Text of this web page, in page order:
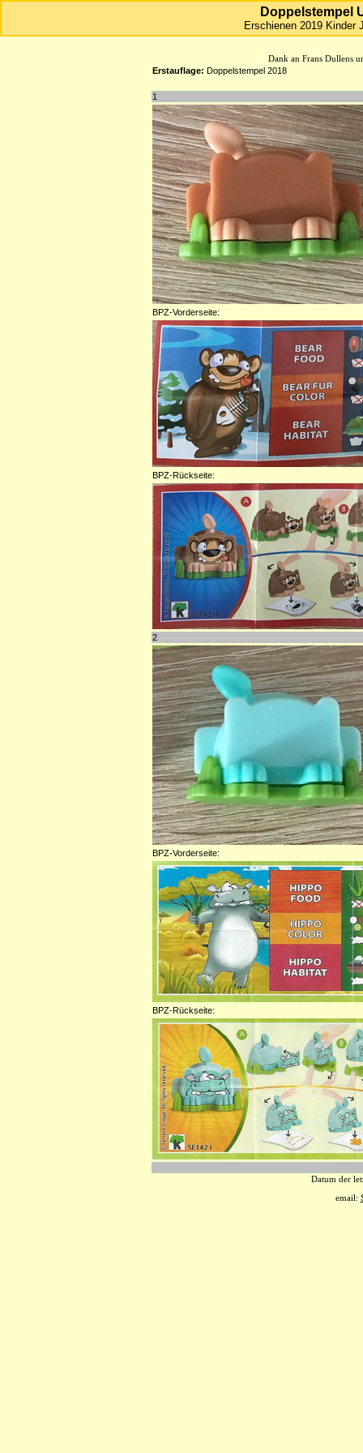
Doppelstempel
Erschienen 2019 Kinder
Dank an Frans Dullens
Erstauflage: Doppelstempel 2018
1
BPZ-Vorderseite:
BPZ-Rückseite:
2
BPZ-Vorderseite:
BPZ-Rückseite:
Datum der
email: